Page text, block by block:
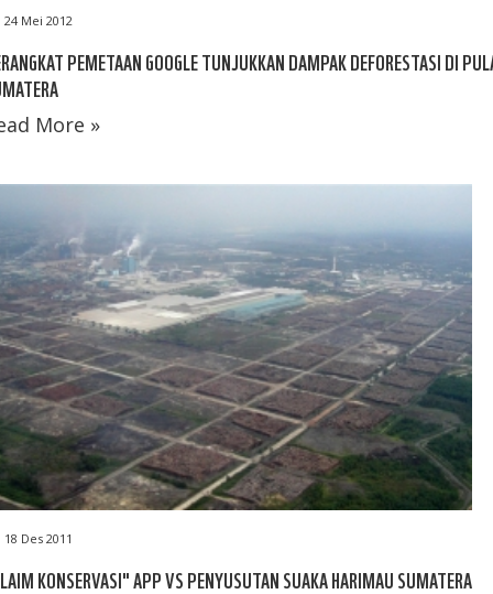
24 Mei 2012
PEMETAAN GOOGLE TUNJUKKAN DAMPAK DEFORESTASI DI
More »
18 Des 2011
KONSERVASI" APP VS PENYUSUTAN SUAKA HARIMAU SUMATERA